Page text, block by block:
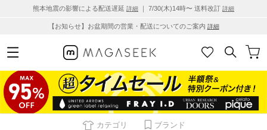
熊本地震の影響による配送遅延 詳細 ｜ 7/30(木)14時〜 送料改訂 詳細
【お知らせ】お盆期間の営業・配送についてのご案内 詳細
カテゴリ ブランド